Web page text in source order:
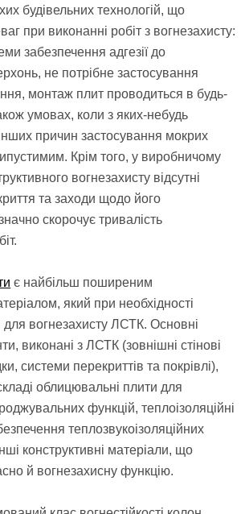
будівельних технологій, що
при виконанні робіт з вогнезахисту:
забезпечення адгезії до
не потрібне застосування
монтаж плит проводиться в будь-
умовах, коли з яких-небудь
причин застосування мокрих
Крім того, у виробничому
вогнезахисту відсутні
та заходи щодо його
скорочує тривалість
є найбільш поширеним
який при необхідності
для вогнезахисту ЛСТК. Основні
виконані з ЛСТК (зовнішні стінові
системи перекриттів та покрівлі),
облицювальні плити для
функцій, теплоізоляційні
теплозвукоізоляційних
конструктивні матеріали, що
й вогнезахисну функцію.